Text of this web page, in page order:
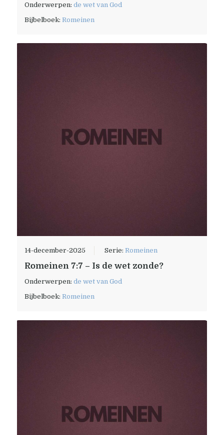
Onderwerpen:de wet van God
Bijbelboek:Romeinen
14-december-2025 Serie:Romeinen
Romeinen 7:7 – Is de wet zonde?
Onderwerpen:de wet van God
Bijbelboek:Romeinen